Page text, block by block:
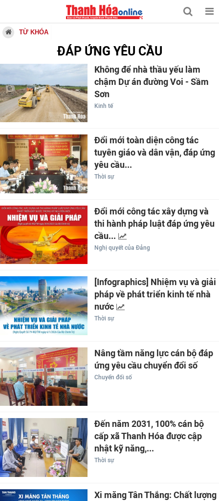
TỪ KHÓA
ĐÁP ỨNG YÊU CẦU
Không để nhà thầu yếu làm
chậm Dự án đường Voi - Sầm
Sơn
Kinh tế
Đổi mới toàn diện công tác
tuyên giáo và dân vận, đáp ứng
yêu cầu...
Thời sự
Đổi mới công tác xây dựng và
thi hành pháp luật đáp ứng yêu
cầu...
Nghị quyết của Đảng
[Infographics] Nhiệm vụ và giải
pháp về phát triển kinh tế nhà
nước
Thời sự
Nâng tầm năng lực cán bộ đáp
ứng yêu cầu chuyển đổi số
Chuyển đổi số
Đến năm 2031, 100% cán bộ
cấp xã Thanh Hóa được cập
nhật kỹ năng,...
Thời sự
Xi măng Tân Thắng: Chất lượng